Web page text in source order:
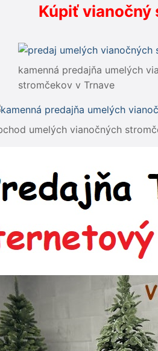
Kúpiť vianočný
kamenná predajňa umelých
stromčekov v Trnave
umelých vianočných